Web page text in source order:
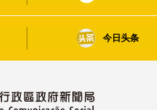
今日头条